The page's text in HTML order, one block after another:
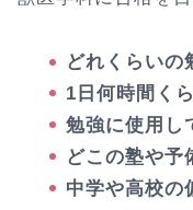
どれくらいの
1日何時間く
勉強に使用し
どこの塾や予
中学や高校の